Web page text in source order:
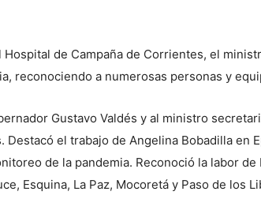
de Campaña de Corrientes, el
reconociendo a numerosas personas y
Gustavo Valdés y al ministro
el trabajo de Angelina Bobadilla en
de la pandemia. Reconoció la labor
Esquina, La Paz, Mocoretá y Paso de los